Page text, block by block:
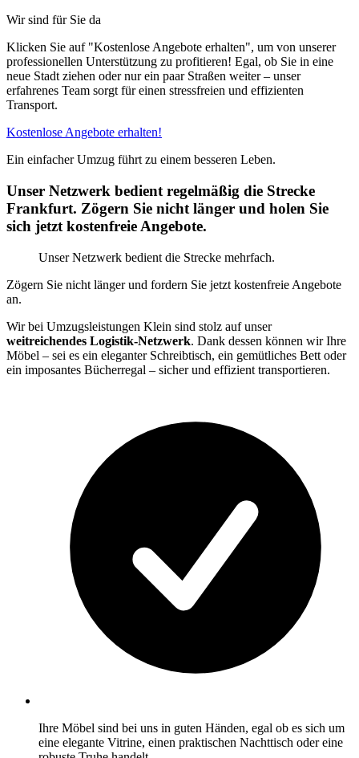
Wir sind für Sie da
Klicken Sie auf "Kostenlose Angebote erhalten", um von unserer
professionellen Unterstützung zu profitieren! Egal, ob Sie in eine
neue Stadt ziehen oder nur ein paar Straßen weiter – unser
erfahrenes Team sorgt für einen stressfreien und effizienten
Transport.
Kostenlose Angebote erhalten!
Ein einfacher Umzug führt zu einem besseren Leben.
Unser Netzwerk bedient regelmäßig die Strecke
Frankfurt. Zögern Sie nicht länger und holen Sie
sich jetzt kostenfreie Angebote.
Unser Netzwerk bedient die Strecke mehrfach.
Zögern Sie nicht länger und fordern Sie jetzt kostenfreie Angebote
an.
Wir bei Umzugsleistungen Klein sind stolz auf unser
weitreichendes Logistik-Netzwerk. Dank dessen können wir Ihre
Möbel – sei es ein eleganter Schreibtisch, ein gemütliches Bett oder
ein imposantes Bücherregal – sicher und effizient transportieren.
Ihre Möbel sind bei uns in guten Händen, egal ob es sich um
eine elegante Vitrine, einen praktischen Nachttisch oder eine